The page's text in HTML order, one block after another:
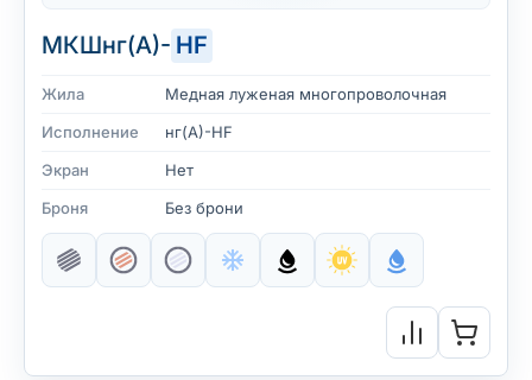
МКШнг(А)- HF
Жила
Медная луженая многопроволочная
Исполнение
нг(А)-HF
Экран
Нет
Броня
Без брони